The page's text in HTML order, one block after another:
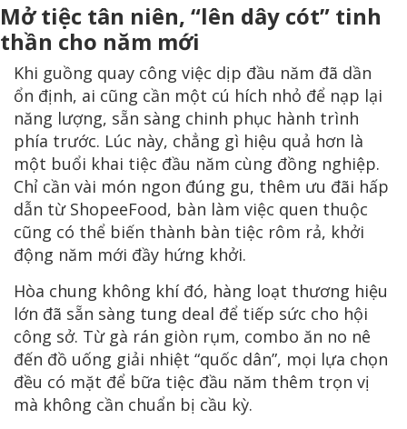
Mở tiệc tân niên, “lên dây cót” tinh
thần cho năm mới
Khi guồng quay công việc dịp đầu năm đã dần
ổn định, ai cũng cần một cú hích nhỏ để nạp lại
năng lượng, sẵn sàng chinh phục hành trình
phía trước. Lúc này, chẳng gì hiệu quả hơn là
một buổi khai tiệc đầu năm cùng đồng nghiệp.
Chỉ cần vài món ngon đúng gu, thêm ưu đãi hấp
dẫn từ ShopeeFood, bàn làm việc quen thuộc
cũng có thể biến thành bàn tiệc rôm rả, khởi
động năm mới đầy hứng khởi.
Hòa chung không khí đó, hàng loạt thương hiệu
lớn đã sẵn sàng tung deal để tiếp sức cho hội
công sở. Từ gà rán giòn rụm, combo ăn no nê
đến đồ uống giải nhiệt “quốc dân”, mọi lựa chọn
đều có mặt để bữa tiệc đầu năm thêm trọn vị
mà không cần chuẩn bị cầu kỳ.